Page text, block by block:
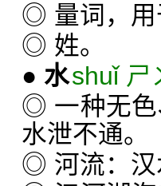
◎ 量词，用
◎ 姓。
● 水shuǐ ㄕ
◎ 一种无色
水泄不通。
◎ 河流：汉